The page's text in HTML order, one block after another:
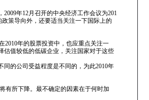
年12月召开的中央经济工作会议为201
策导向外，还要适当关注一下国际上的
年的股票投资中，也应重点关注一
估值较低的低碳企业，关注国家对于这些
的公司受益程度是不同的，为此2010年
有所下降。最不确定的因素在于何时加